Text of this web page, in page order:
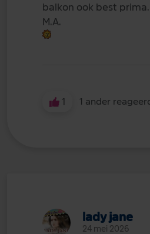
balkon ook best
M.A.
1 1 ander
lady jane
24 mei 2026